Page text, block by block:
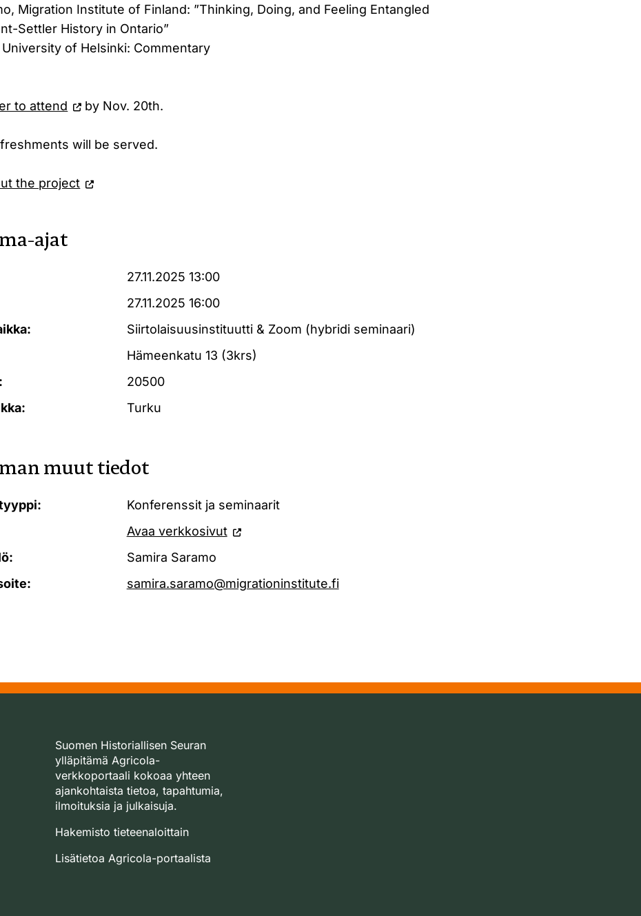
Migration Institute of Finland: ”Thinking, Doing, and Feeling Entangled
Settler History in Ontario”
of Helsinki: Commentary
to attend by Nov. 20th.
will be served.
the project
ajat
27.11.2025 13:00
27.11.2025 16:00
Siirtolaisuusinstituutti & Zoom (hybridi seminaari)
Hämeenkatu 13 (3krs)
20500
Turku
muut tiedot
Konferenssit ja seminaarit
Avaa verkkosivut
Samira Saramo
samira.saramo@migrationinstitute.fi
Suomen Historiallisen Seuran
ylläpitämä Agricola-
verkkoportaali kokoaa yhteen
ajankohtaista tietoa, tapahtumia,
ilmoituksia ja julkaisuja.
Hakemisto tieteenaloittain
Lisätietoa Agricola-portaalista